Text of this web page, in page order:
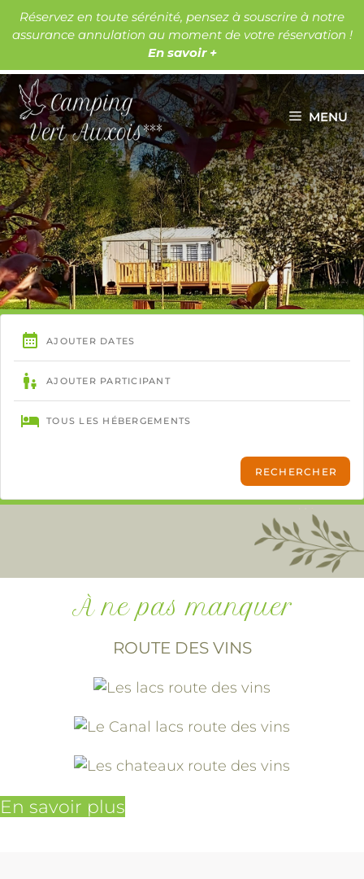
Aller
au
Réservez en toute sérénité, pensez à souscrire à notre
assurance annulation au moment de votre réservation !
En savoir +
MENU
À ne pas manquer
ROUTE DES VINS
Les lacs
Les châteaux
En savoir plus